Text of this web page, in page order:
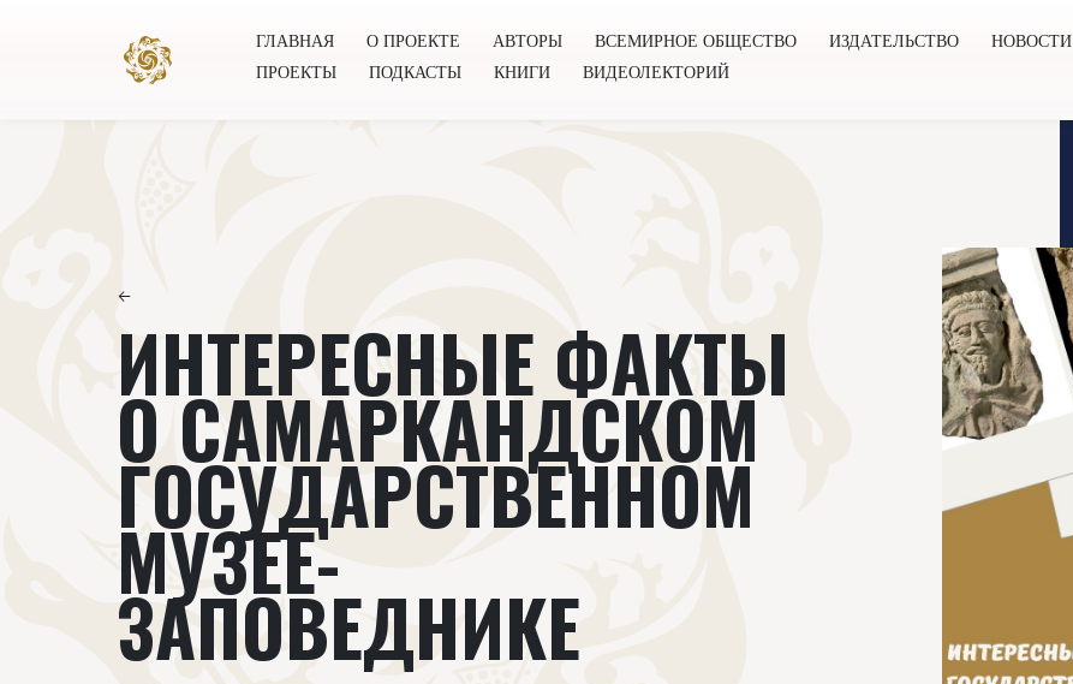
ГЛАВНАЯ О ПРОЕКТЕ АВТОРЫ ВСЕМИРНОЕ ОБЩЕСТВО ИЗДАТЕЛЬСТВО
НОВОСТИ
ПРОЕКТЫ
ПОДКАСТЫ КНИГИ ВИДЕОЛЕКТОРИЙ
←
ИНТЕРЕСНЫЕ ФАКТЫ
О САМАРКАНДСКОМ
ГОСУДАРСТВЕННОМ
МУЗЕЕ-
ЗАПОВЕДНИКЕ